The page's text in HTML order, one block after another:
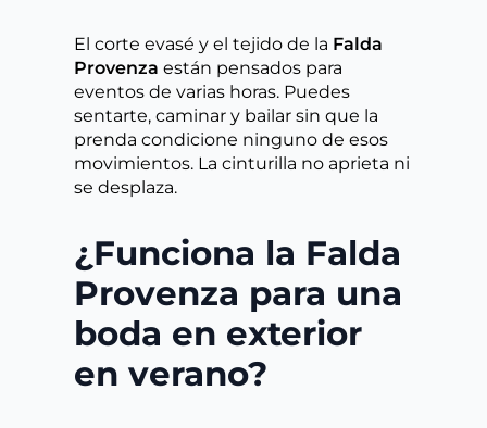
El corte evasé y el tejido de la Falda
Provenza están pensados para
eventos de varias horas. Puedes
sentarte, caminar y bailar sin que la
prenda condicione ninguno de esos
movimientos. La cinturilla no aprieta ni
se desplaza.
¿Funciona la Falda
Provenza para una
boda en exterior
en verano?